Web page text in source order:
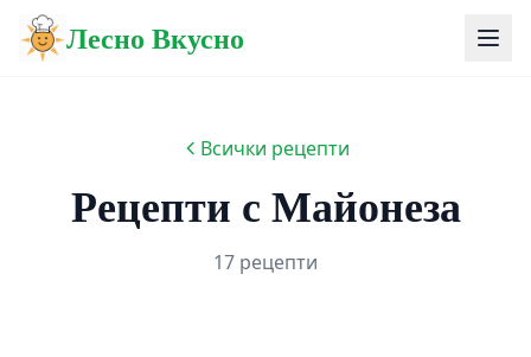
Лесно Вкусно
Всички рецепти
Рецепти с Майонеза
17 рецепти